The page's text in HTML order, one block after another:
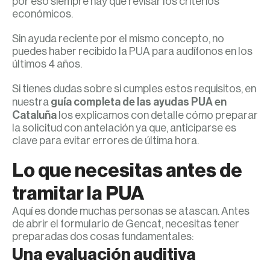
económicos.
Sin ayuda reciente por el mismo concepto, no
puedes haber recibido la PUA para audífonos en los
últimos 4 años.
Si tienes dudas sobre si cumples estos requisitos, en
nuestra guía completa de las ayudas PUA en
Cataluña los explicamos con detalle cómo preparar
la solicitud con antelación ya que, anticiparse es
clave para evitar errores de última hora.
Lo que necesitas antes de
tramitar la PUA
Aquí es donde muchas personas se atascan. Antes
de abrir el formulario de Gencat, necesitas tener
preparadas dos cosas fundamentales:
Una evaluación auditiva